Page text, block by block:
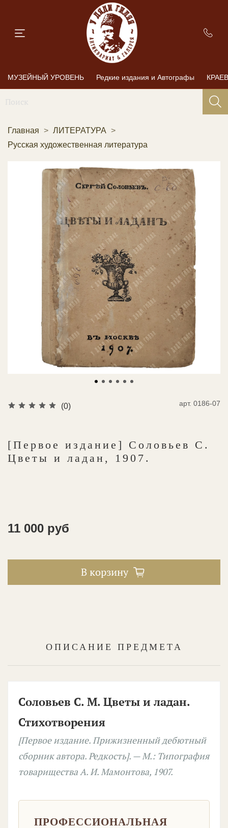
МУЗЕЙНЫЙ УРОВЕНЬ Редкие издания и Автографы
Главная
ЛИТЕРАТУРА
Русская художественная литература
(0) арт. 0186-07
[Первое издание] Соловьев С.
Цветы и ладан, 1907.
11 000 руб
В корзину
ОПИСАНИЕ ПРЕДМЕТА
Соловьев С. М. Цветы и ладан.
Стихотворения
[Первое издание. Прижизненный дебютный
сборник автора. Редкость]. — М.: Типография
товарищества А. И. Мамонтова, 1907.
ПРОФЕССИОНАЛЬНАЯ